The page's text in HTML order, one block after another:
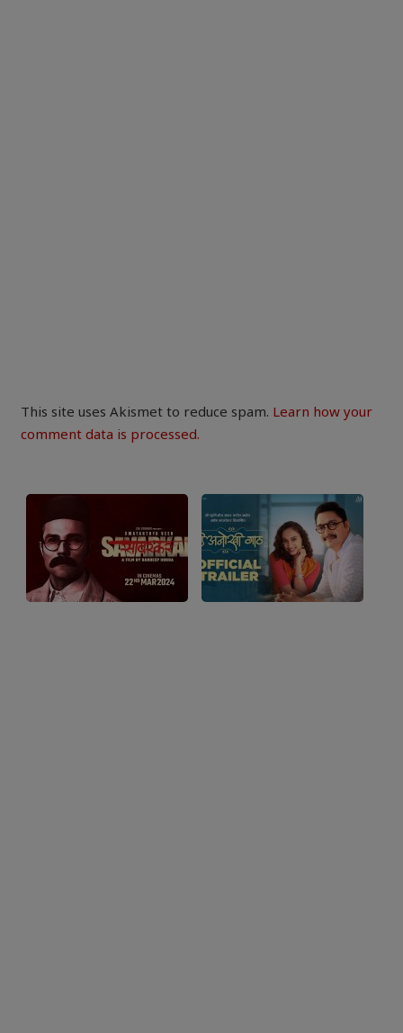
This site uses Akismet to reduce spam. Learn how your
comment data is processed.